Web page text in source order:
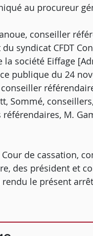
au procureur
conseiller
syndicat CFDT
la société Eiffage
publique du 24
Sommé,
M.
de cassation,
des président et
le présent